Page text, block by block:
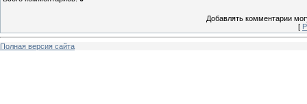
Добавлять комментарии
[
Полная версия сайта